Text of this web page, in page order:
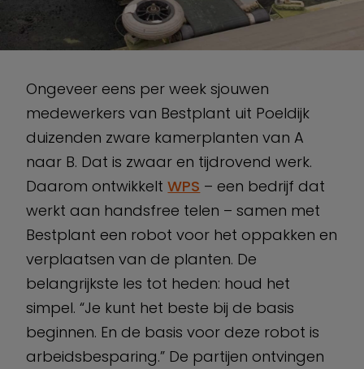
Ongeveer eens per week sjouwen
medewerkers van Bestplant uit Poeldijk
duizenden zware kamerplanten van A
naar B. Dat is zwaar en tijdrovend werk.
Daarom ontwikkeltWPS – een bedrijf dat
werkt aan handsfree telen – samen met
Bestplant een robot voor het oppakken en
verplaatsen van de planten. De
belangrijkste les tot heden: houd het
simpel. “Je kunt het beste bij de basis
beginnen. En de basis voor deze robot is
arbeidsbesparing.” De partijen ontvingen